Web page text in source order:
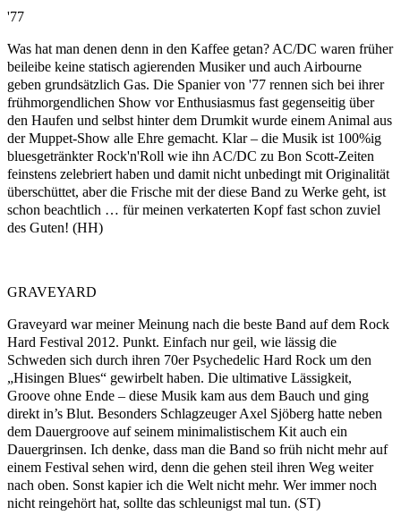
'77
Was hat man denen denn in den Kaffee getan? AC/DC waren früher
beileibe keine statisch agierenden Musiker und auch Airbourne
geben grundsätzlich Gas. Die Spanier von '77 rennen sich bei ihrer
frühmorgendlichen Show vor Enthusiasmus fast gegenseitig über
den Haufen und selbst hinter dem Drumkit wurde einem Animal aus
der Muppet-Show alle Ehre gemacht. Klar – die Musik ist 100%ig
bluesgetränkter Rock'n'Roll wie ihn AC/DC zu Bon Scott-Zeiten
feinstens zelebriert haben und damit nicht unbedingt mit Originalität
überschüttet, aber die Frische mit der diese Band zu Werke geht, ist
schon beachtlich … für meinen verkaterten Kopf fast schon zuviel
des Guten! (HH)
GRAVEYARD
Graveyard war meiner Meinung nach die beste Band auf dem Rock
Hard Festival 2012. Punkt. Einfach nur geil, wie lässig die
Schweden sich durch ihren 70er Psychedelic Hard Rock um den
„Hisingen Blues“ gewirbelt haben. Die ultimative Lässigkeit,
Groove ohne Ende – diese Musik kam aus dem Bauch und ging
direkt in’s Blut. Besonders Schlagzeuger Axel Sjöberg hatte neben
dem Dauergroove auf seinem minimalistischem Kit auch ein
Dauergrinsen. Ich denke, dass man die Band so früh nicht mehr auf
einem Festival sehen wird, denn die gehen steil ihren Weg weiter
nach oben. Sonst kapier ich die Welt nicht mehr. Wer immer noch
nicht reingehört hat, sollte das schleunigst mal tun. (ST)